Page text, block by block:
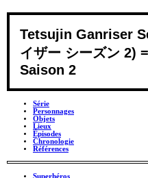
Tetsujin Ganriser
イザー シーズン 2)
Saison 2
Série
Personnages
Objets
Lieux
Épisodes
Chronologie
Références
Superhéros